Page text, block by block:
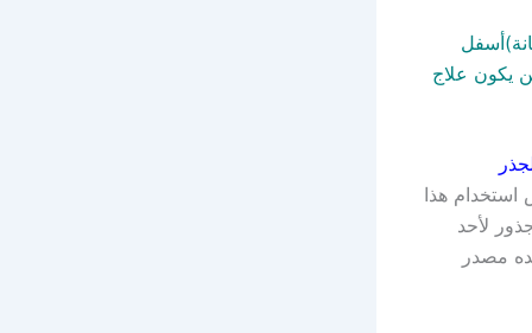
يكون علاج
استخدام هذا
لأحد
مصدر